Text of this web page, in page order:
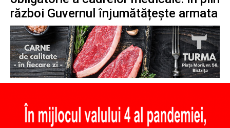
război Guvernul înjumătățește armata